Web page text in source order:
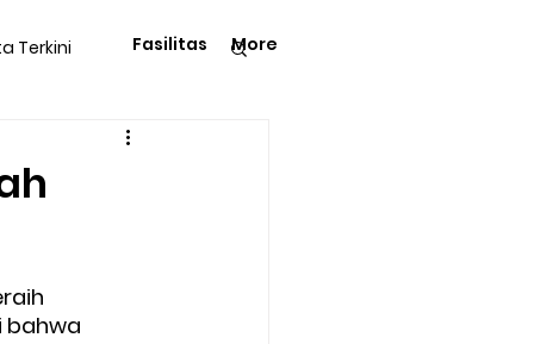
Fasilitas More
Terkini
Pengetahuan
bahwa